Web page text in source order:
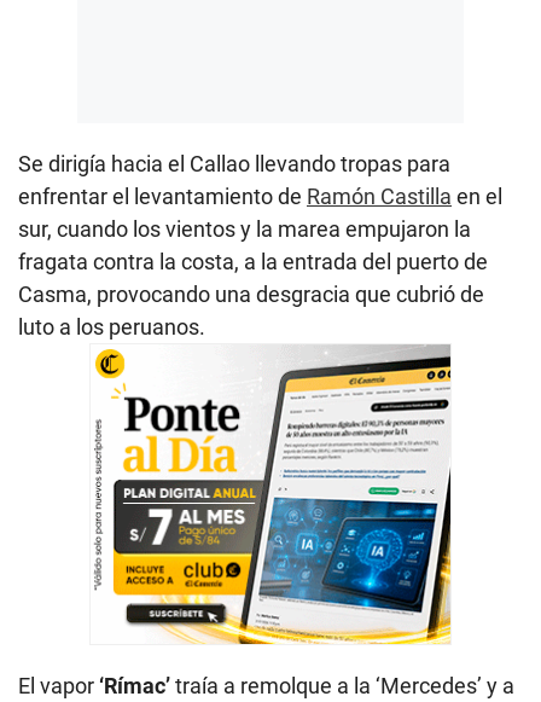
Se dirigía hacia el Callao llevando tropas para
enfrentar el levantamiento de Ramón Castilla en el
sur, cuando los vientos y la marea empujaron la
fragata contra la costa, a la entrada del puerto de
Casma, provocando una desgracia que cubrió de
luto a los peruanos.
El vapor ‘Rímac’traía a remolque a la ‘Mercedes’ y a